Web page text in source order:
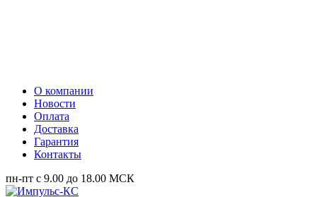
О компании
Новости
Оплата
Доставка
Гарантия
Контакты
пн-пт с 9.00 до 18.00 МСК